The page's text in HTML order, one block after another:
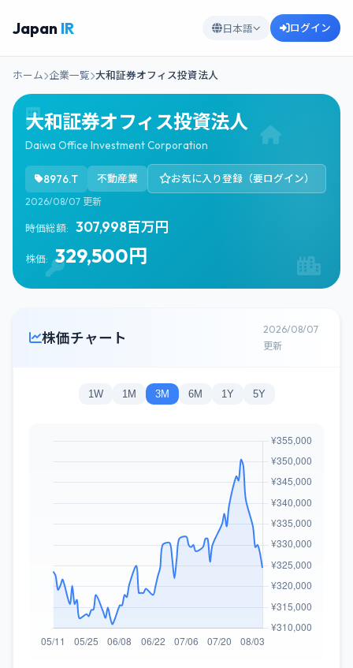
Japan IR 日本語 ログイン
ホーム 企業一覧 大和証券オフィス投資法人
大和証券オフィス投資法人
Daiwa Office Investment Corporation
8976.T 不動産業 お気に入り登録（要ログイン）
2026/08/07 更新
時価総額: 307,998百万円
株価: 329,500円
株価チャート
2026/08/07
更新
1W 1M 3M 6M 1Y 5Y